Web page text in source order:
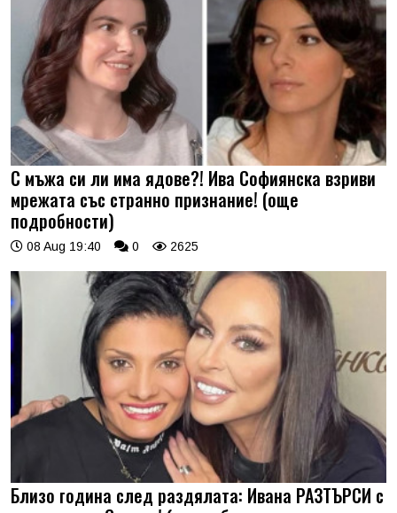
С мъжа си ли има ядове?! Ива Софиянска взриви
мрежата със странно признание! (още
подробности)
08 Aug 19:40 0 2625
Близо година след раздялата: Ивана РАЗТЪРСИ с